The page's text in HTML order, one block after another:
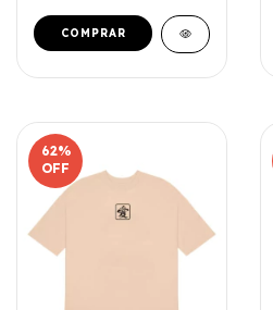
COMPRAR
62%
OFF